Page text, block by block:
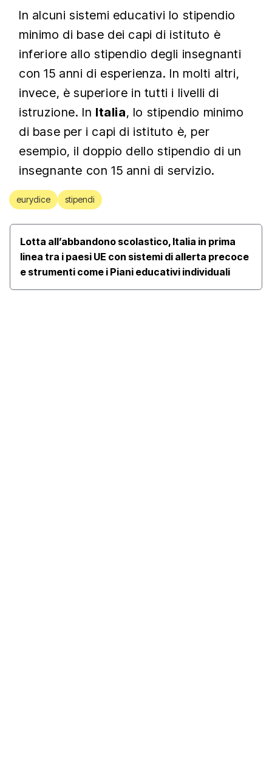
In alcuni sistemi educativi lo stipendio
minimo di base dei capi di istituto è
inferiore allo stipendio degli insegnanti
con 15 anni di esperienza. In molti altri,
invece, è superiore in tutti i livelli di
istruzione. In Italia, lo stipendio minimo
di base per i capi di istituto è, per
esempio, il doppio dello stipendio di un
insegnante con 15 anni di servizio.
eurydice stipendi
Lotta all’abbandono scolastico, Italia in prima
linea tra i paesi UE con sistemi di allerta precoce
e strumenti come i Piani educativi individuali